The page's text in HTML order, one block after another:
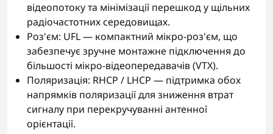
відеопотоку та мінімізації перешкод у щільних
радіочастотних середовищах.
Роз'єм: UFL — компактний мікро-роз'єм, що
забезпечує зручне монтажне підключення до
більшості мікро-відеопередавачів (VTX).
Поляризація: RHCP / LHCP — підтримка обох
напрямків поляризації для зниження втрат
сигналу при перекручуванні антенної
орієнтації.